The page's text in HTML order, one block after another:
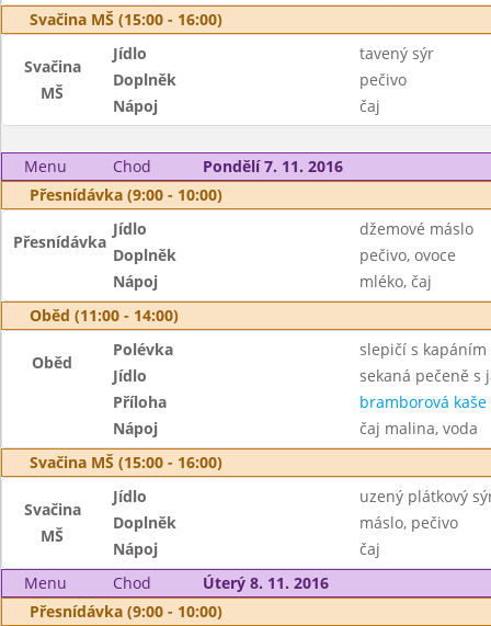
Svačina MŠ (15:00 - 16:00)
Svačina
MŠ
Jídlo
tavený sýr
Doplněk
pečivo
Nápoj
čaj
Menu Chod
Pondělí 7. 11. 2016
Přesnídávka (9:00 - 10:00)
Přesnídávka
Jídlo
džemové máslo
Doplněk
pečivo, ovoce
Nápoj
mléko, čaj
Oběd (11:00 - 14:00)
Oběd
Polévka
slepičí s kapáním
Jídlo
sekaná pečeně s
Příloha
bramborová kaše
Nápoj
čaj malina, voda
Svačina MŠ (15:00 - 16:00)
Svačina
MŠ
Jídlo
uzený plátkový
Doplněk
máslo, pečivo
Nápoj
čaj
Menu
Chod
Úterý 8. 11. 2016
Přesnídávka (9:00 - 10:00)